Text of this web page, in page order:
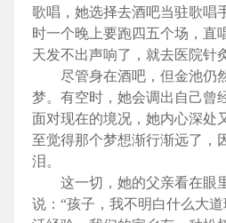
歌唱，她选择去酒吧当驻歌唱
时一个晚上要跑四五个场，直
天发不出声响了，就去医院针
尽管身在酒吧，但金池仍
梦。有空时，她会调出自己曾
面对现在的境况，她内心深处
至觉得那个梦想渐行渐远了，
泪。
这一切，她的父亲看在眼
说：“孩子，我不明白什么大